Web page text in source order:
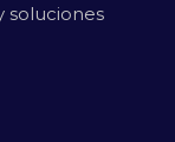
soluciones